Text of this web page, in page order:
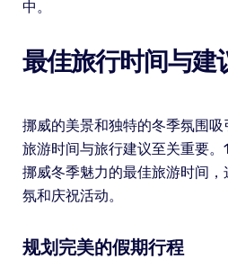
中。
最佳旅行时间与建
挪威的美景和独特的冬季氛围
旅游时间与旅行建议至关重要。
挪威冬季魅力的最佳旅游时间
氛和庆祝活动。
规划完美的假期行程